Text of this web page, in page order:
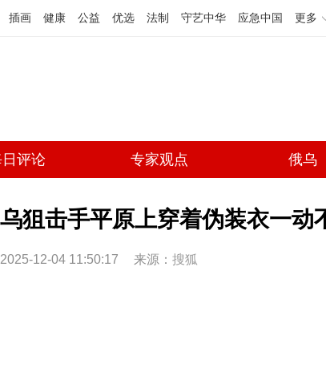
插画 健康 公益 优选 法制 守艺中华 应急中国 更多
评论 专家观点 俄乌
乌狙击手平原上穿着伪装衣一
2025-12-04 11:50:17 来源： 搜狐